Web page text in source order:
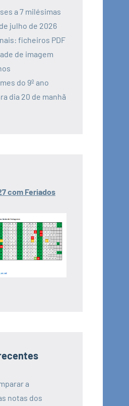
a 7 milésimas
julho de 2026
ficheiros PDF
de imagem
do 9º ano
dia 20 de manhã
com Feriados
a
notas dos